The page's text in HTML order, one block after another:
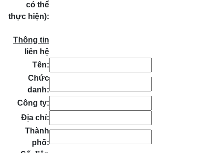
có thể
thực hiện):
Thông tin
liên hệ
Tên:
Chức
danh:
Công ty:
Địa chỉ:
Thành
phố: